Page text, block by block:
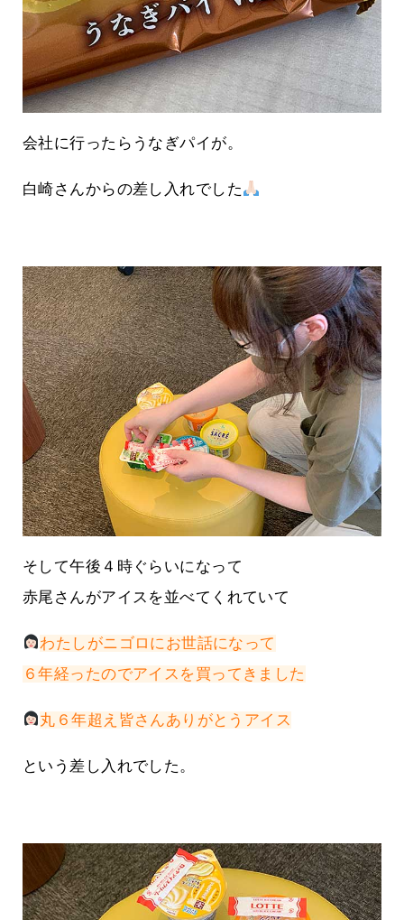
会社に行ったらうなぎパイが。
白崎さんからの差し入れでした
そして午後４時ぐらいになって
赤尾さんがアイスを並べてくれていて
わたしがニゴロにお世話になって
６年経ったのでアイスを買ってきました
丸６年超え皆さんありがとうアイス
という差し入れでした。